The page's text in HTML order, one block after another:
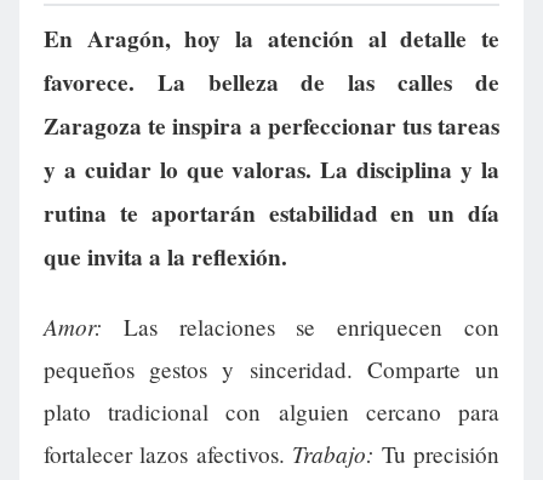
En Aragón, hoy la atención al detalle te
favorece. La belleza de las calles de
Zaragoza te inspira a perfeccionar tus tareas
y a cuidar lo que valoras. La disciplina y la
rutina te aportarán estabilidad en un día
que invita a la reflexión.
Amor: Las relaciones se enriquecen con
pequeños gestos y sinceridad. Comparte un
plato tradicional con alguien cercano para
fortalecer lazos afectivos. Trabajo: Tu precisión